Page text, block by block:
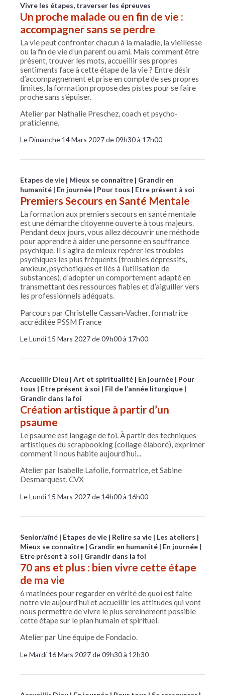
Vivre les étapes, traverser les épreuves
Un proche malade ou en fin de vie :
accompagner sans se perdre
La vie peut confronter chacun à la maladie, la vieillesse
ou la fin de vie d’un parent ou ami. Mais comment être
présent, trouver les mots, accueillir ses propres
sentiments face à cette étape de la vie ? Entre désir
d’accompagnement et prise en compte de ses propres
limites, la formation propose des pistes pour se faire
proche sans s’épuiser.
Atelier par Nathalie Preschez, coach et psycho-
praticienne.
Le Dimanche 14 Mars 2027 de 09h30 à 17h00
Etapes de vie Mieux se connaître
Grandir en
humanité
En journée Pour tous Etre présent à soi
Premiers Secours en Santé Mentale
La formation aux premiers secours en santé mentale
est une démarche citoyenne ouverte à tous majeurs.
Pendant deux jours, vous allez découvrir une méthode
pour apprendre à aider une personne en souffrance
psychique. Il s’agira de mieux repérer les troubles
psychiques les plus fréquents (troubles dépressifs,
anxieux, psychotiques et liés à l’utilisation de
substances), d’adopter un comportement adapté en
transmettant des ressources fiables et d’aiguiller vers
les professionnels adéquats.
Parcours par Christelle Cassan-Vacher, formatrice
accréditée PSSM France
Le Lundi 15 Mars 2027 de 09h00 à 17h00
Accueillir Dieu Art et spiritualité En journée
Pour
tous
Etre présent à soi
Fil de l’année liturgique
Grandir dans la foi
Création artistique à partir d’un
psaume
Le psaume est langage de foi. À partir des techniques
artistiques du scrapbooking (collage élaboré), exprimer
comment il nous habite aujourd’hui...
Atelier par Isabelle Lafolie, formatrice, et Sabine
Desmarquest, CVX
Le Lundi 15 Mars 2027 de 14h00 à 16h00
Senior/aîné Etapes de vie Relire sa vie
Les ateliers
Mieux se connaître
Grandir en humanité
En journée
Etre présent à soi
Grandir dans la foi
70 ans et plus : bien vivre cette étape
de ma vie
6 matinées pour regarder en vérité de quoi est faite
notre vie aujourd'hui et accueillir les attitudes qui vont
nous permettre de vivre le plus sereinement possible
cette étape sur le plan humain et spirituel.
Atelier par Une équipe de Fondacio.
Le Mardi 16 Mars 2027 de 09h30 à 12h30